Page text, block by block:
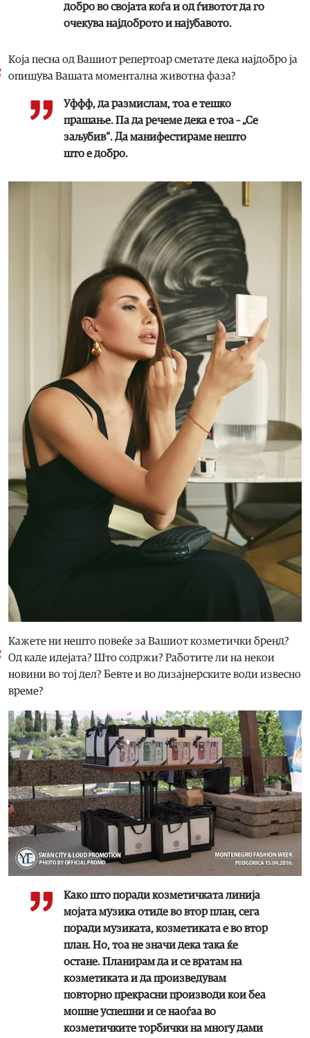
добро во својата коѓа и од ѓивотот да го
очекува најдоброто и најубавото.
Која песна од Вашиот репертоар сметате дека најдобро ја
опишува Вашата моментална животна фаза?
Уффф, да размислам, тоа е тешко
прашање. Па да речеме дека е тоа – „Се
заљубив“. Да манифестираме нешто
што е добро.
Кажете ни нешто повеќе за Вашиот козметички бренд?
Од каде идејата? Што содржи? Работите ли на некои
новини во тој дел? Бевте и во дизајнерските води извесно
време?
Како што поради козметичката линија
мојата музика отиде во втор план, сега
поради музиката, козметиката е во втор
план. Но, тоа не значи дека така ќе
остане. Планирам да и се вратам на
козметиката и да произведувам
повторно прекрасни производи кои беа
мошне успешни и се наоѓаа во
козметичките торбички на многу дами